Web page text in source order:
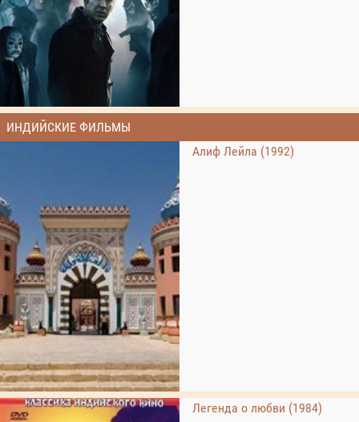
ИНДИЙСКИЕ ФИЛЬМЫ
Алиф Лейла (1992)
Легенда о любви (1984)